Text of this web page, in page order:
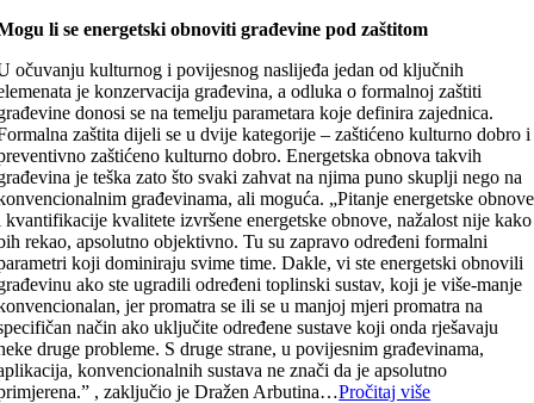
li se energetski obnoviti građevine pod zaštitom
očuvanju kulturnog i povijesnog naslijeđa jedan od ključnih
je konzervacija građevina, a odluka o formalnoj zaštiti
donosi se na temelju parametara koje definira zajednica.
zaštita dijeli se u dvije kategorije – zaštićeno kulturno dobro i
zaštićeno kulturno dobro. Energetska obnova takvih
je teška zato što svaki zahvat na njima puno skuplji nego na
građevinama, ali moguća. „Pitanje energetske obnove
kvantifikacije kvalitete izvršene energetske obnove, nažalost nije kako
rekao, apsolutno objektivno. Tu su zapravo određeni formalni
koji dominiraju svime time. Dakle, vi ste energetski obnovili
ako ste ugradili određeni toplinski sustav, koji je više-manje
jer promatra se ili se u manjoj mjeri promatra na
način ako uključite određene sustave koji onda rješavaju
druge probleme. S druge strane, u povijesnim građevinama,
konvencionalnih sustava ne znači da je apsolutno
, zaključio je Dražen Arbutina…Pročitaj više